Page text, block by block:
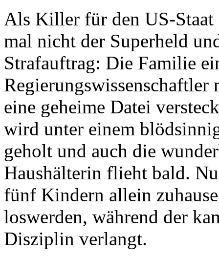
Als Killer für den US-
mal nicht der Superheld
Strafauftrag: Die Familie
Regierungswissenschaftler
eine geheime Datei
wird unter einem
geholt und auch die
Haushälterin flieht bald.
fünf Kindern allein
loswerden, während der
Disziplin verlangt.